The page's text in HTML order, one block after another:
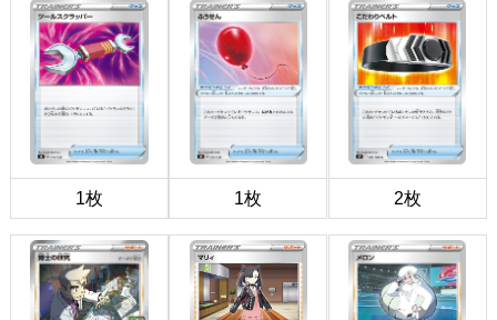
1枚 1枚 2枚